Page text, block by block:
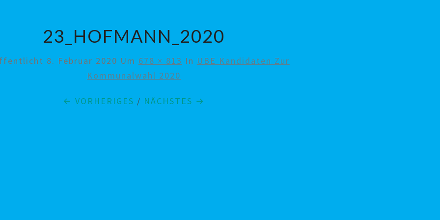
23_HOFMANN_2020
8. Februar 2020 Um 678 × 813 In UBE Kandidaten Zur
Kommunalwahl 2020
← VORHERIGES / NÄCHSTES →